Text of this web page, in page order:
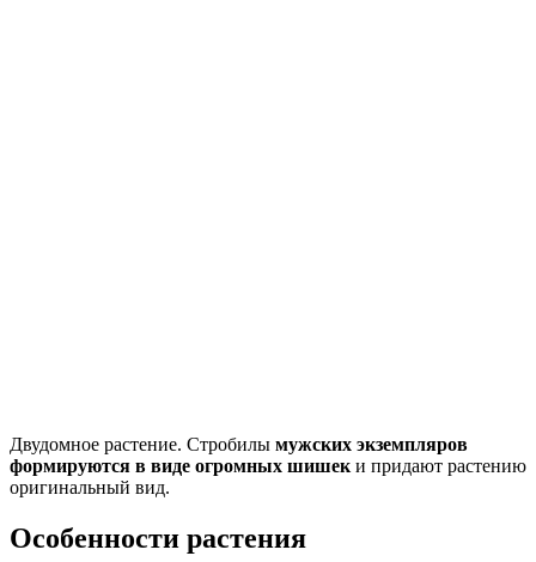
Двудомное растение. Стробилы мужских экземпляров
формируются в виде огромных шишек и придают растению
оригинальный вид.
Особенности растения